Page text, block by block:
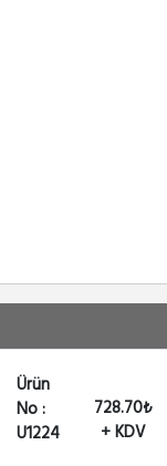
Ürün
No :
U1224
728.70₺
+ KDV